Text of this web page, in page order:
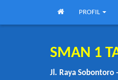
PROFIL
SMAN 1
Jl. Raya Sobontoro